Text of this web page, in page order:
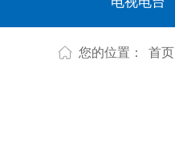
您的位置： 首页